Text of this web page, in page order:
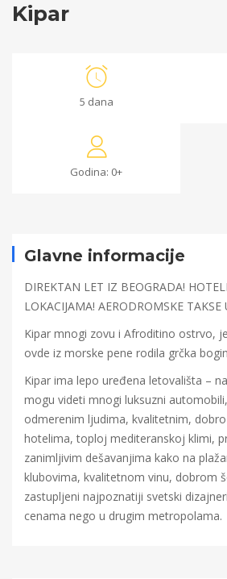
Kipar
5 dana
Godina: 0+
Kipar
Glavne informacije
DIREKTAN LET IZ BEOGRADA!
LOKACIJAMA! AERODROMSKE TAKSE
Kipar mnogi zovu i Afroditino ostrvo,
ovde iz morske pene rodila grčka
Kipar ima lepo uređena letovališta –
mogu videti mnogi luksuzni
odmerenim ljudima, kvalitetnim,
hotelima, toploj mediteranskoj klimi,
zanimljivim dešavanjima kako na
klubovima, kvalitetnom vinu, dobrom
zastupljeni najpoznatiji svetski
cenama nego u drugim metropolama.